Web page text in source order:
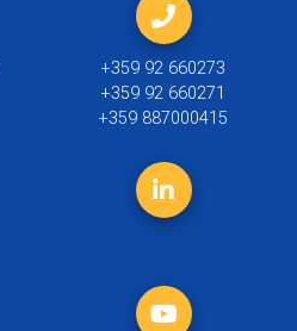
+359 92 660273
+359 92 660271
+359 887000415